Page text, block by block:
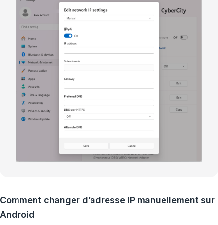
Comment changer d’adresse IP manuellement sur
Android